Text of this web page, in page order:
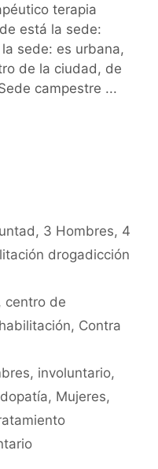
terapia
está la sede:
sede: es urbana,
de la ciudad, de
campestre ...
, 3 Hombres, 4
drogadicción
centro de
, Contra
, involuntario,
, Mujeres,